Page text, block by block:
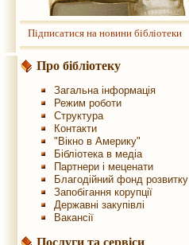
Підписатися на новини бібліотеки
Про бібліотеку
Загальна інформація
Режим роботи
Структура
Контакти
"Вікно в Америку"
Бібліотека в медіа
Партнери і меценати
Благодійний фонд розвитку
Запобігання корупції
Державні закупівлі
Вакансії
Послуги та сервіси